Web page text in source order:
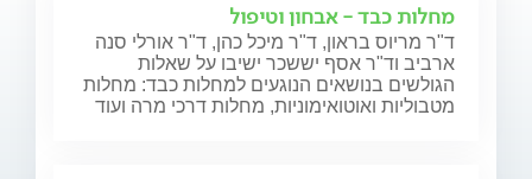
מחלות כבד - אבחון וטיפול
ד"ר מריוס בראון, ד"ר מיכל כהן, ד"ר אורלי סנה
ארביב וד"ר אסף יששכר ישיבו על שאלות
הגולשים בנושאים הנוגעים למחלות כבד: מחלות
מטבוליות ואוטואימוניות, מחלות דרכי מרה ועוד